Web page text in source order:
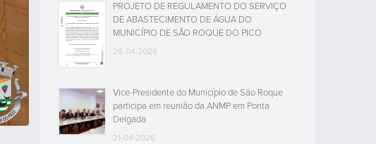
PROJETO DE REGULAMENTO DO SERVIÇO
DE ABASTECIMENTO DE ÁGUA DO
MUNICÍPIO DE SÃO ROQUE DO PICO
28-04-2026
Vice-Presidente do Município de São Roque
participa em reunião da ANMP em Ponta
Delgada
21-04-2026